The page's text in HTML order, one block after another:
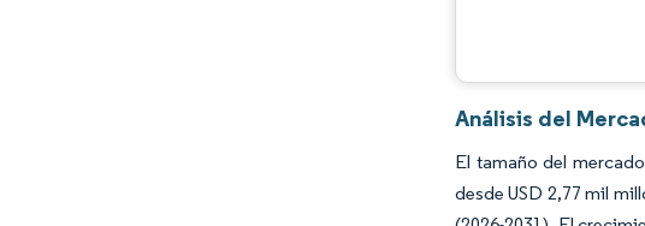
Análisis del
El tamaño del
desde USD 2,77 mil